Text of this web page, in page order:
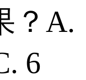
？ A.
6